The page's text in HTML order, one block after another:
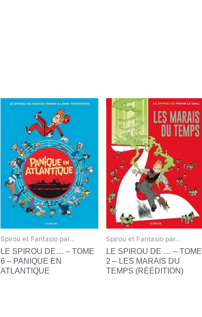
Spirou et Fantasio par…
LE SPIROU DE… – TOME
6 – PANIQUE EN
ATLANTIQUE
Spirou et Fantasio par…
LE SPIROU DE … – TOME
2 – LES MARAIS DU
TEMPS (RÉÉDITION)